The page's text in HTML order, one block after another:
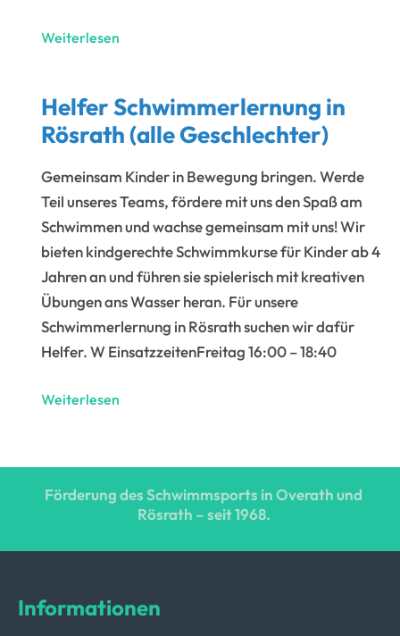
Helfer
Forsbach
(alle
Weiterlesen
Helfer Schwimmerlernung in
Rösrath (alle Geschlechter)
Gemeinsam Kinder in Bewegung bringen. Werde
Teil unseres Teams, fördere mit uns den Spaß am
Schwimmen und wachse gemeinsam mit uns! Wir
bieten kindgerechte Schwimmkurse für Kinder ab 4
Jahren an und führen sie spielerisch mit kreativen
Übungen ans Wasser heran. Für unsere
Schwimmerlernung in Rösrath suchen wir dafür
Helfer. W EinsatzzeitenFreitag 16:00 – 18:40
Helfer
(alle
Weiterlesen
Förderung des Schwimmsports in Overath und
Rösrath – seit 1968.
Informationen